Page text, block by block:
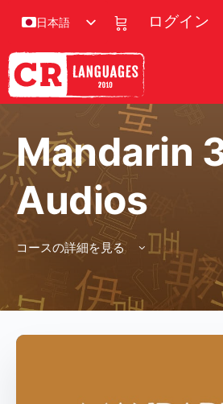
ログイン
日本語
Mandarin
Audios
コースの詳細を見る